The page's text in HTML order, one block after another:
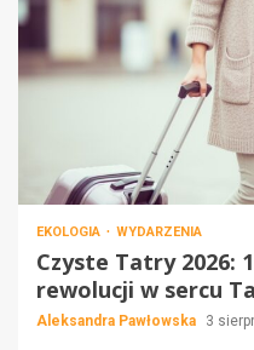
EKOLOGIA WYDARZENIA
Czyste Tatry 2026:
rewolucji w sercu
Aleksandra Pawłowska 3